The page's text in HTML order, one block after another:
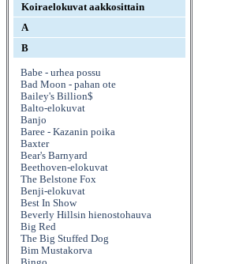
Koiraelokuvat aakkosittain
A
B
Babe - urhea possu
Bad Moon - pahan ote
Bailey's Billion$
Balto-elokuvat
Banjo
Baree - Kazanin poika
Baxter
Bear's Barnyard
Beethoven-elokuvat
The Belstone Fox
Benji-elokuvat
Best In Show
Beverly Hillsin hienostohauva
Big Red
The Big Stuffed Dog
Bim Mustakorva